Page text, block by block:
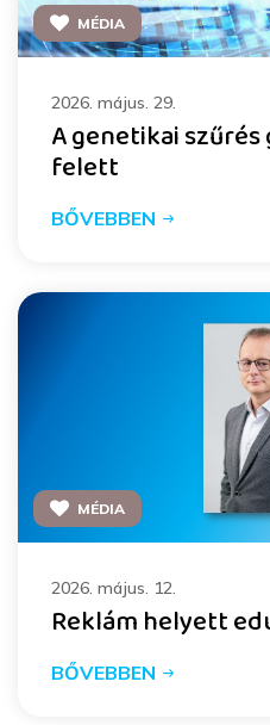
MÉDIA
2026. május. 29.
A genetikai szűrés
felett
BŐVEBBEN
MÉDIA
2026. május. 12.
Reklám helyett
BŐVEBBEN